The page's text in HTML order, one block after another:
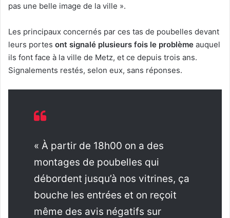
pas une belle image de la ville ».
Les principaux concernés par ces tas de poubelles devant
leurs portes ont signalé plusieurs fois le problème auquel
ils font face à la ville de Metz, et ce depuis trois ans.
Signalements restés, selon eux, sans réponses.
« À partir de 18h00 on a des
montages de poubelles qui
débordent jusqu’à nos vitrines, ça
bouche les entrées et on reçoit
même des avis négatifs sur